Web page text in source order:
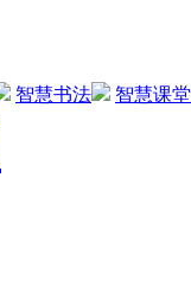
智慧书法 智慧课堂